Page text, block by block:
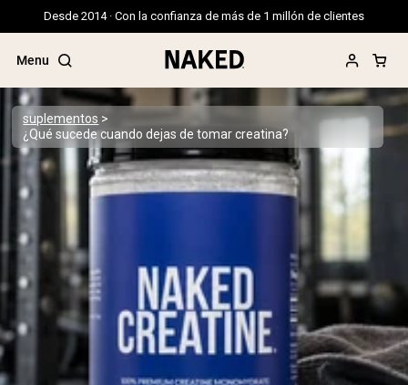
Desde 2014 · Con la confianza de más de 1 millón de clientes
Menu
Términos de Búsqueda Populares
”Protein Powder“
”Overnight Oats“
”Vegan protein“
”Collagen“
”Micellar Casein“
suplementos
¿Qué sucede cuando dejas de tomar creatina?